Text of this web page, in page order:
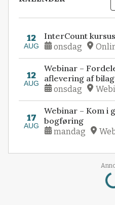
12
AUG
InterCount
onsdag
12
AUG
Webinar –
aflevering af bilag
onsdag
17
AUG
Webinar – Kom i
bogføring
mandag